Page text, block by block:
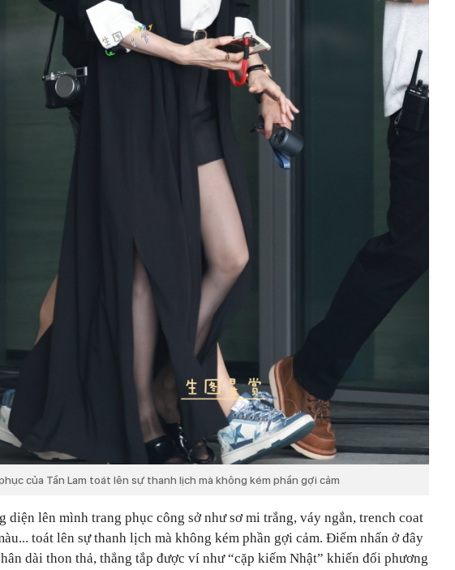
của Tần Lam toát lên sự thanh lịch mà không kém phần gợi cảm
diện lên mình trang phục công sở như sơ mi trắng, váy ngắn, trench coat
toát lên sự thanh lịch mà không kém phần gợi cảm. Điểm nhấn ở đây
dài thon thả, thẳng tắp được ví như “cặp kiếm Nhật” khiến đối phương